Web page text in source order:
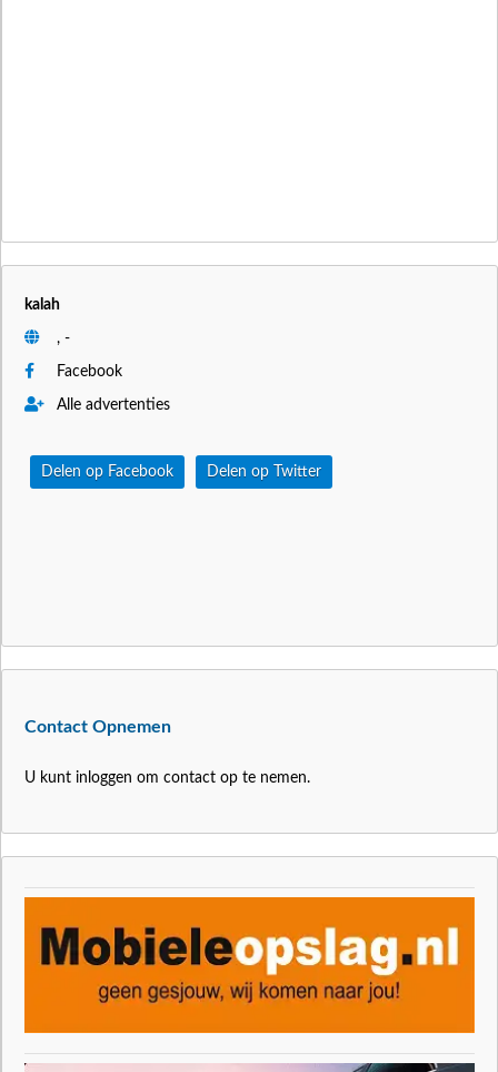
kalah
, -
Facebook
Alle advertenties
Delen op Facebook Delen op Twitter
Contact Opnemen
U kunt inloggen om contact op te nemen.